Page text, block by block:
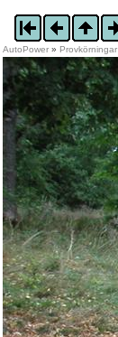
AutoPower » Provkörningar